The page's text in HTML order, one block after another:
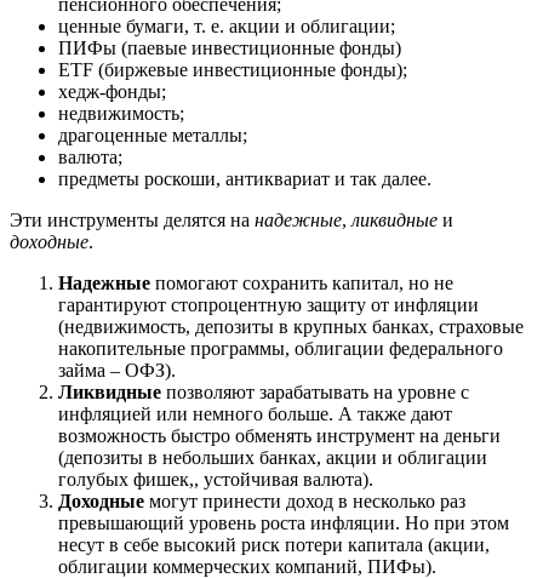
пенсионного обеспечения;
ценные бумаги, т. е. акции и облигации;
ПИФы (паевые инвестиционные фонды)
ETF (биржевые инвестиционные фонды);
хедж-фонды;
недвижимость;
драгоценные металлы;
валюта;
предметы роскоши, антиквариат и так далее.
Эти инструменты делятся на надежные, ликвидные и
доходные.
Надежные помогают сохранить капитал, но не
гарантируют стопроцентную защиту от инфляции
(недвижимость, депозиты в крупных банках, страховые
накопительные программы, облигации федерального
займа – ОФЗ).
Ликвидные позволяют зарабатывать на уровне с
инфляцией или немного больше. А также дают
возможность быстро обменять инструмент на деньги
(депозиты в небольших банках, акции и облигации
голубых фишек,, устойчивая валюта).
Доходные могут принести доход в несколько раз
превышающий уровень роста инфляции. Но при этом
несут в себе высокий риск потери капитала (акции,
облигации коммерческих компаний, ПИФы).